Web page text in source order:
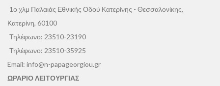
1ο χλμ Παλαιάς Εθνικής Οδού Κατερίνης - Θεσσαλονίκης,
Κατερίνη, 60100
Τηλέφωνο: 23510-23190
Τηλέφωνο: 23510-35925
Email: info@n-papageorgiou.gr
ΩΡΑΡΙΟ ΛΕΙΤΟΥΡΓΙΑΣ